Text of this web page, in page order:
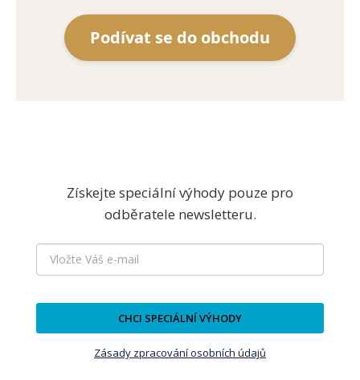
Podívat se do obchodu
Získejte speciální výhody pouze pro
odběratele newsletteru.
CHCI SPECIÁLNÍ VÝHODY
Zásady zpracování osobních údajů